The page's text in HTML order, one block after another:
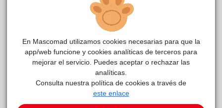
reside actualmente en el centro de acogida CIAAM
En Mascomad utilizamos cookies necesarias para que la
app/web funcione y cookies analíticas de terceros para
mejorar el servicio. Puedes aceptar o rechazar las
analíticas.
Consulta nuestra política de cookies a través de
este enlace